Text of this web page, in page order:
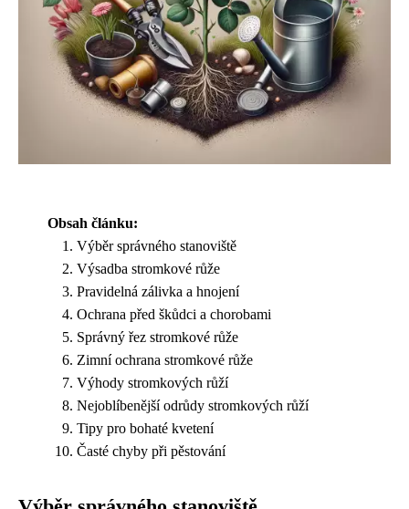
Obsah článku:
Výběr správného stanoviště
Výsadba stromkové růže
Pravidelná zálivka a hnojení
Ochrana před škůdci a chorobami
Správný řez stromkové růže
Zimní ochrana stromkové růže
Výhody stromkových růží
Nejoblíbenější odrůdy stromkových růží
Tipy pro bohaté kvetení
Časté chyby při pěstování